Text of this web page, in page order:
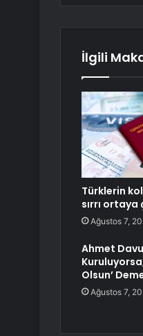
İlgili
Türklerin
sırrı ortaya
Ağustos 7,
Ahmet
Kuruluyorsa,
Olsun’
Ağustos 7,